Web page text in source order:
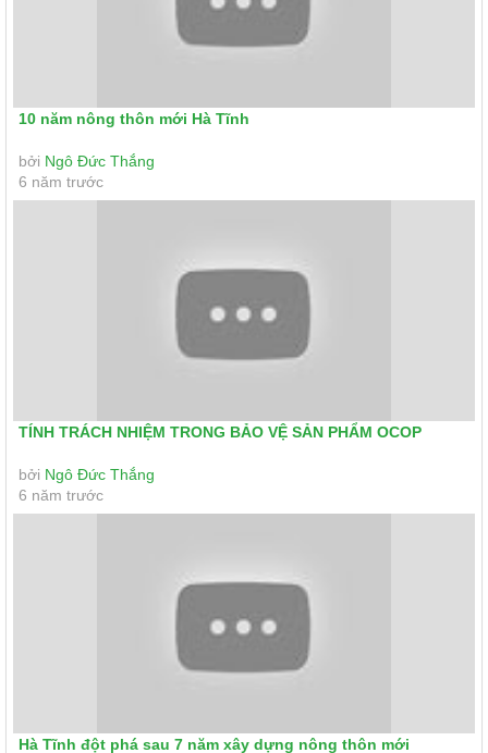
10 năm nông thôn mới Hà Tĩnh
bởi Ngô Đức Thắng
6 năm trước
TÍNH TRÁCH NHIỆM TRONG BẢO VỆ SẢN PHẨM OCOP
bởi Ngô Đức Thắng
6 năm trước
Hà Tĩnh đột phá sau 7 năm xây dựng nông thôn mới